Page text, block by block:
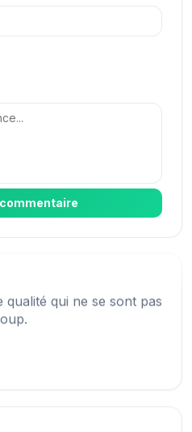
en quelques jours. Un
qui ne se sont pas
de mes abonnés sans
impressionné !
MD
rapidement à toutes